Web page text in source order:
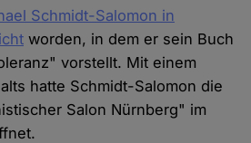
Schmidt-Salomon in
worden, in dem er sein Buch
vorstellt. Mit einem
hatte Schmidt-Salomon die
Salon Nürnberg" im